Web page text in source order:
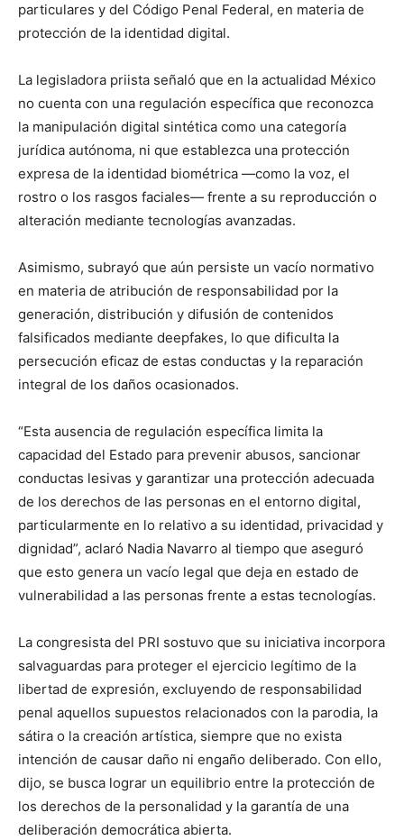
particulares y del Código Penal Federal, en materia de
protección de la identidad digital.
La legisladora priista señaló que en la actualidad México
no cuenta con una regulación específica que reconozca
la manipulación digital sintética como una categoría
jurídica autónoma, ni que establezca una protección
expresa de la identidad biométrica —como la voz, el
rostro o los rasgos faciales— frente a su reproducción o
alteración mediante tecnologías avanzadas.
Asimismo, subrayó que aún persiste un vacío normativo
en materia de atribución de responsabilidad por la
generación, distribución y difusión de contenidos
falsificados mediante deepfakes, lo que dificulta la
persecución eficaz de estas conductas y la reparación
integral de los daños ocasionados.
“Esta ausencia de regulación específica limita la
capacidad del Estado para prevenir abusos, sancionar
conductas lesivas y garantizar una protección adecuada
de los derechos de las personas en el entorno digital,
particularmente en lo relativo a su identidad, privacidad y
dignidad”, aclaró Nadia Navarro al tiempo que aseguró
que esto genera un vacío legal que deja en estado de
vulnerabilidad a las personas frente a estas tecnologías.
La congresista del PRI sostuvo que su iniciativa incorpora
salvaguardas para proteger el ejercicio legítimo de la
libertad de expresión, excluyendo de responsabilidad
penal aquellos supuestos relacionados con la parodia, la
sátira o la creación artística, siempre que no exista
intención de causar daño ni engaño deliberado. Con ello,
dijo, se busca lograr un equilibrio entre la protección de
los derechos de la personalidad y la garantía de una
deliberación democrática abierta.